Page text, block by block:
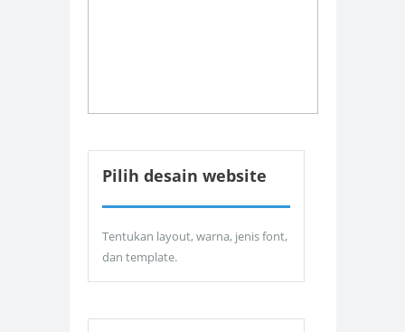
Pilih desain website
Tentukan layout, warna, jenis font,
dan template.